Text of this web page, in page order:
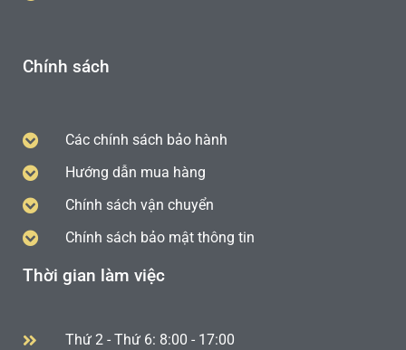
Chính sách
Các chính sách bảo hành
Hướng dẫn mua hàng
Chính sách vận chuyển
Chính sách bảo mật thông tin
Thời gian làm việc
Thứ 2 - Thứ 6: 8:00 - 17:00